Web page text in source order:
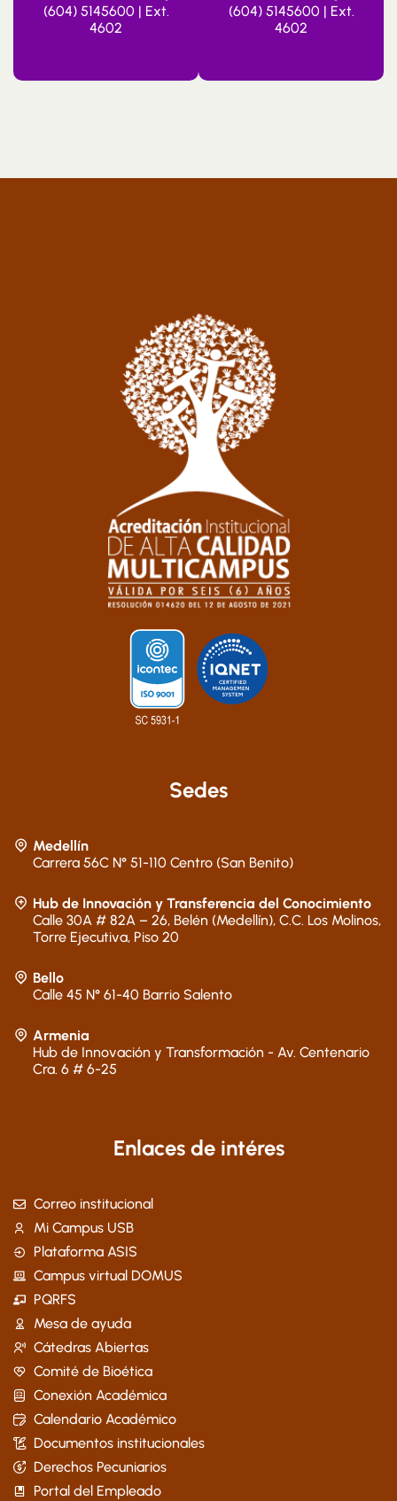
(604) 5145600 | Ext.
4602
(604) 5145600 | Ext.
4602
Sedes
Medellín
Carrera 56C N° 51-110 Centro (San Benito)
Hub de Innovación y Transferencia del Conocimiento
Calle 30A # 82A – 26, Belén (Medellín), C.C. Los Molinos,
Torre Ejecutiva, Piso 20
Bello
Calle 45 N° 61-40 Barrio Salento
Armenia
Hub de Innovación y Transformación - Av. Centenario
Cra. 6 # 6-25
Enlaces de intéres
Correo institucional
Mi Campus USB
Plataforma ASIS
Campus virtual DOMUS
PQRFS
Mesa de ayuda
Cátedras Abiertas
Comité de Bioética
Conexión Académica
Calendario Académico
Documentos institucionales
Derechos Pecuniarios
Portal del Empleado